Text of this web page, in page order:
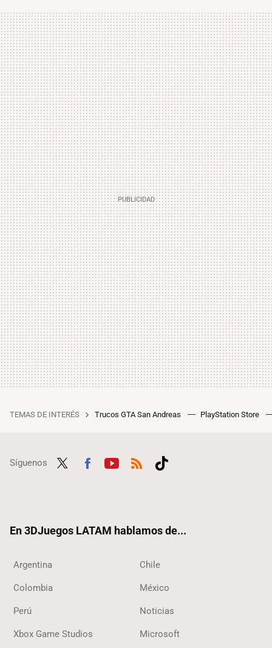
TEMAS DE INTERÉS Trucos GTA San Andreas PlayStation Store
Síguenos
En 3DJuegos LATAM hablamos de...
Argentina Chile
Colombia México
Perú Noticias
Xbox Game Studios Microsoft